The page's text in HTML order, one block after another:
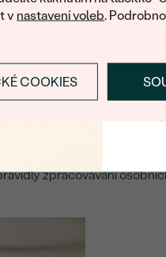
v nastavení voleb.
COOKIES
ZASLAT UPOZORNĚNÍ NA
zpracovávání